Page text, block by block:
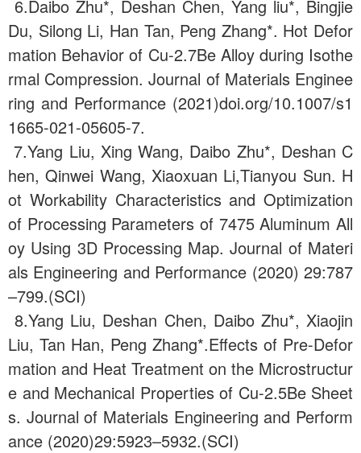
6.Daibo Zhu*, Deshan Chen, Yang liu*, Bingjie
Du, Silong Li, Han Tan, Peng Zhang*. Hot Defor
mation Behavior of Cu-2.7Be Alloy during Isothe
rmal Compression. Journal of Materials Enginee
ring and Performance (2021)doi.org/10.1007/s1
1665-021-05605-7.
7.Yang Liu, Xing Wang, Daibo Zhu*, Deshan C
hen, Qinwei Wang, Xiaoxuan Li,Tianyou Sun. H
ot Workability Characteristics and Optimization
of Processing Parameters of 7475 Aluminum All
oy Using 3D Processing Map. Journal of Materi
als Engineering and Performance (2020) 29:787
–799.(SCI)
8.Yang Liu, Deshan Chen, Daibo Zhu*, Xiaojin
Liu, Tan Han, Peng Zhang*.Effects of Pre-Defor
mation and Heat Treatment on the Microstructur
e and Mechanical Properties of Cu-2.5Be Sheet
s. Journal of Materials Engineering and Perform
ance (2020)29:5923–5932.(SCI)